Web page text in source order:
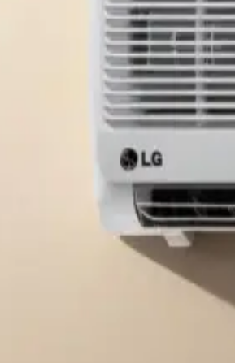
para Comércio de
para Sala Grande:
Marcas de Ar
LG Não Conecta